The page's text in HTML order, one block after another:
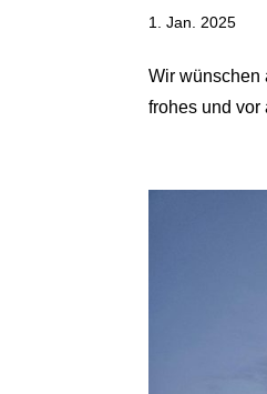
1. Jan. 2025
Wir wünschen
frohes und vor